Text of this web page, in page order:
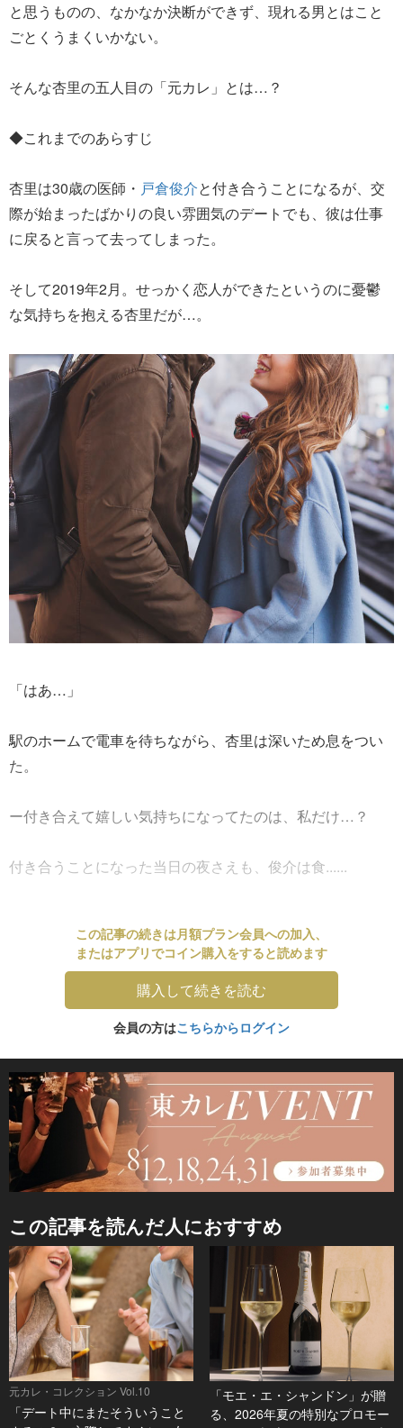
と思うものの、なかなか決断ができず、現れる男とはこと
ごとくうまくいかない。
そんな杏里の五人目の「元カレ」とは…？
◆これまでのあらすじ
杏里は30歳の医師・ 戸倉俊介と付き合うことになるが、交
際が始まったばかりの良い雰囲気のデートでも、彼は仕事
に戻ると言って去ってしまった。
そして2019年2月。せっかく恋人ができたというのに憂鬱
な気持ちを抱える杏里だが…。
「はあ…」
駅のホームで電車を待ちながら、杏里は深いため息をつい
た。
ー付き合えて嬉しい気持ちになってたのは、私だけ…？
付き合うことになった当日の夜さえも、俊介は食......
この記事の続きは月額プラン会員への加入、
またはアプリでコイン購入をすると読めます
購入して続きを読む
会員の方はこちらからログイン
この記事を読んだ人におすすめ
元カレ・コレクション Vol.10
「デート中にまたそういうこと
「モエ・エ・シャンドン」が贈
る、2026年夏の特別なプロモー